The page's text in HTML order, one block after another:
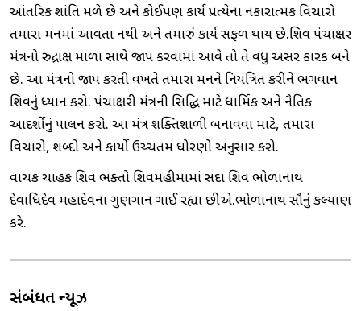
આંતરિક શાંતિ મળે છે અને કોઈપણ કાર્ય પ્રત્યેના નકારાત્મક વિચારો
તમારા મનમાં આવતા નથી અને તમારું કાર્ય સફળ થાય છે.શિવ પંચાક્ષર
મંત્રનો રુદ્રાક્ષ માળા સાથે જાપ કરવામાં આવે તો તે વધુ અસર કારક બને
છે. આ મંત્રનો જાપ કરતી વખતે તમારા મનને નિયંત્રિત કરીને ભગવાન
શિવનું ધ્યાન કરો. પંચાક્ષરી મંત્રની સિદ્ધિ માટે ધાર્મિક અને નૈતિક
આદર્શોનું પાલન કરો. આ મંત્ર શક્તિશાળી બનાવવા માટે, તમારા
વિચારો, શબ્દો અને કાર્યો ઉચ્ચતમ ધોરણો અનુસાર કરો.
વાચક ચાહક શિવ ભક્તો શિવમહીમામાં સદા શિવ ભોળાનાથ
દેવાધિદેવ મહાદેવના ગુણગાન ગાઈ રહ્યા છીએ.ભોળાનાથ સૌનું કલ્યાણ
કરે.
સંબંધિત ન્યૂઝ